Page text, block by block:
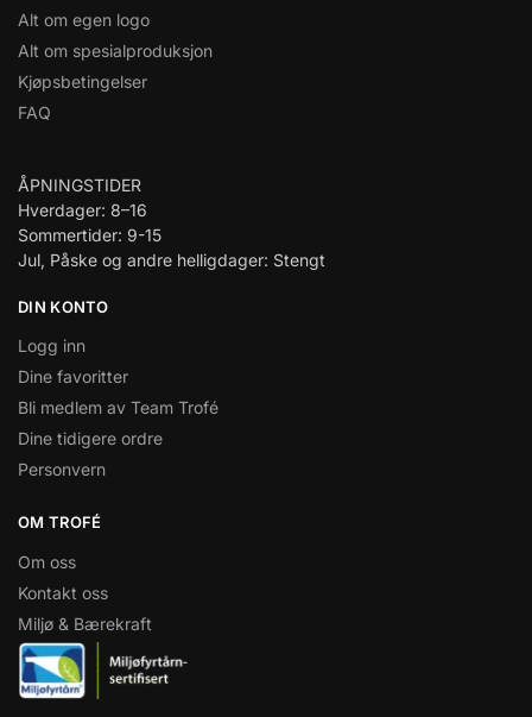
Alt om egen logo
Alt om spesialproduksjon
Kjøpsbetingelser
FAQ
ÅPNINGSTIDER
Hverdager: 8–16
Sommertider: 9-15
Jul, Påske og andre helligdager: Stengt
DIN KONTO
Logg inn
Dine favoritter
Bli medlem av Team Trofé
Dine tidigere ordre
Personvern
OM TROFÉ
Om oss
Kontakt oss
Miljø & Bærekraft